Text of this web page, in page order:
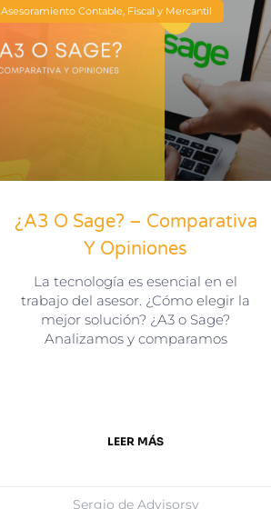
Asesoramiento Contable, Fiscal y Mercantil
¿A3 O Sage? – Comparativa
Y Opiniones
La tecnología es esencial en el
trabajo del asesor. ¿Cómo elegir la
mejor solución? ¿A3 o Sage?
Analizamos y comparamos
LEER MÁS
Sergio de Advisorsy